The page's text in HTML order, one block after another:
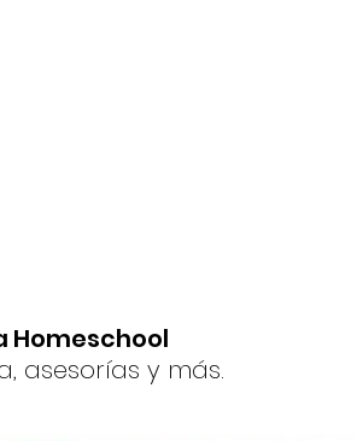
Homeschool
asesorías y más.